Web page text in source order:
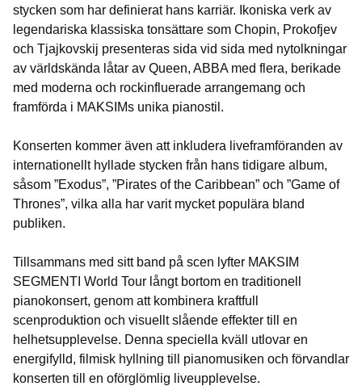
stycken som har definierat hans karriär. Ikoniska verk av
legendariska klassiska tonsättare som Chopin, Prokofjev
och Tjajkovskij presenteras sida vid sida med nytolkningar
av världskända låtar av Queen, ABBA med flera, berikade
med moderna och rockinfluerade arrangemang och
framförda i MAKSIMs unika pianostil.
Konserten kommer även att inkludera liveframföranden av
internationellt hyllade stycken från hans tidigare album,
såsom ”Exodus”, ”Pirates of the Caribbean” och ”Game of
Thrones”, vilka alla har varit mycket populära bland
publiken.
Tillsammans med sitt band på scen lyfter MAKSIM
SEGMENTI World Tour långt bortom en traditionell
pianokonsert, genom att kombinera kraftfull
scenproduktion och visuellt slående effekter till en
helhetsupplevelse. Denna speciella kväll utlovar en
energifylld, filmisk hyllning till pianomusiken och förvandlar
konserten till en oförglömlig liveupplevelse.